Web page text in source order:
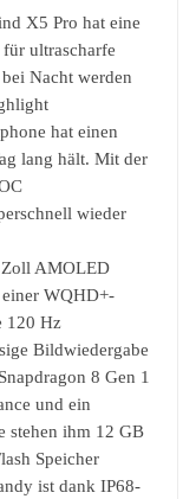
X5 Pro hat eine
ultrascharfe
Nacht werden
hat einen
lang hält. Mit der
wieder
Zoll AMOLED
WQHD+-
120 Hz
Bildwiedergabe
8 Gen 1
und ein
stehen ihm 12 GB
Speicher
ist dank IP68-